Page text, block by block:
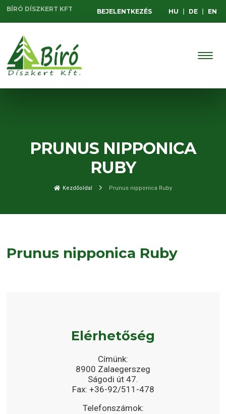
BÍRÓ DÍSZKERT KFT BEJELENTKEZÉS HU DE EN
PRUNUS NIPPONICA
RUBY
Kezdőoldal Prunus nipponica Ruby
Prunus nipponica Ruby
Elérhetőség
Címünk:
8900 Zalaegerszeg
Ságodi út 47.
Fax: +36-92/511-478
Telefonszámok: